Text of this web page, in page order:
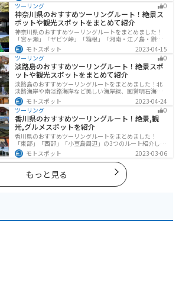
にツーリングに行く際は参考にしてください。
ツーリング
0
神奈川県のおすすめツーリングルート！絶景ス
ポットや観光スポットをまとめて紹介
神奈川県のおすすめツーリングルートをまとめました！
「宮ヶ瀬」「ヤビツ峠」「箱根」「湘南・江ノ島・鎌
倉」「三浦」「みなとみらい」の6つのルート紹介しま
す。自然豊かなスポット、歴史ある観光名所、都市部で
楽しめるツーリングスポットまで多数あります。バイク
で神奈川県にツーリングに行く際は参考にしてくださ
い。
モトスポット
2023-04-15
ツーリング
0
淡路島のおすすめツーリングルート！絶景スポ
ットや観光スポットをまとめて紹介
淡路島のおすすめツーリングルートをまとめました！北
淡路海岸や南淡路海岸など美しい海岸線、国営明石海峡
公園や淡路夢舞台など、自然とアートが融合した施設も
多数あります。バイクで淡路島にツーリングに行く際は
参考にしてください。
モトスポット
2023-04-24
ツーリング
0
香川県のおすすめツーリングルート！絶景,観
光,グルメスポットを紹介
香川県のおすすめツーリングルートをまとめました！
「東部」「西部」「小豆島周辺」の3つのルート紹介しま
す。自然豊かな山から海、絶品グルメを満喫するツーリ
ングができます。バイクで香川県にツーリングに行く際
は参考にしてください。
モトスポット 2023-03-06
もっと見る